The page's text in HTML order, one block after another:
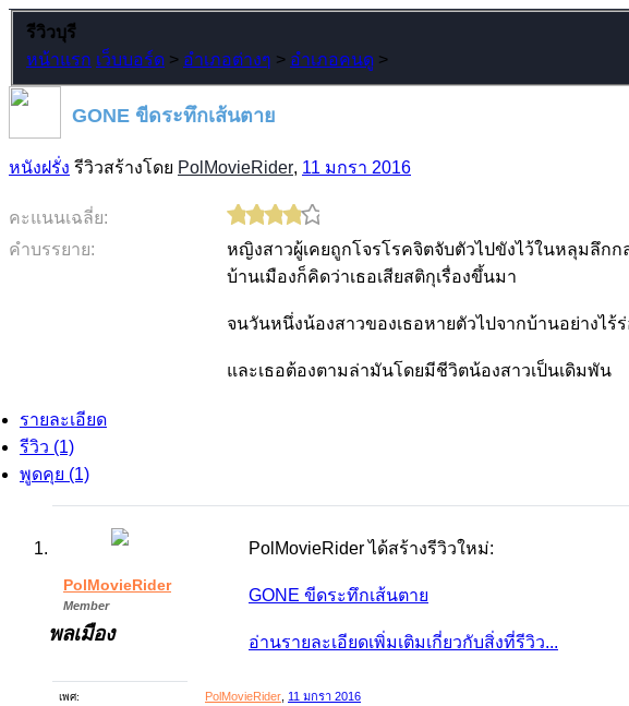
รีวิวบุรี
หน้าแรก เว็บบอร์ด > อำเภอต่างๆ > อำเภอคนดู >
GONE ขีดระทึกเส้นตาย
หนังฝรั่ง รีวิวสร้างโดย PolMovieRider, 11 มกรา 2016
คะแนนเฉลี่ย:
คำบรรยาย:
หญิงสาวผู้เคยถูกโจรโรคจิตจับตัวไปขังไว้ในหลุมลึกก
บ้านเมืองก็คิดว่าเธอเสียสติกุเรื่องขึ้นมา
จนวันหนึ่งน้องสาวของเธอหายตัวไปจากบ้านอย่างไ
และเธอต้องตามล่ามันโดยมีชีวิตน้องสาวเป็นเดิมพัน
รายละเอียด
รีวิว (1)
พูดคุย (1)
PolMovieRider
Member
พลเมือง
เพศ:
PolMovieRider ได้สร้างรีวิวใหม่:
GONE ขีดระทึกเส้นตาย
อ่านรายละเอียดเพิ่มเติมเกี่ยวกับสิ่งที่รีวิว...
PolMovieRider 11 มกรา 2016